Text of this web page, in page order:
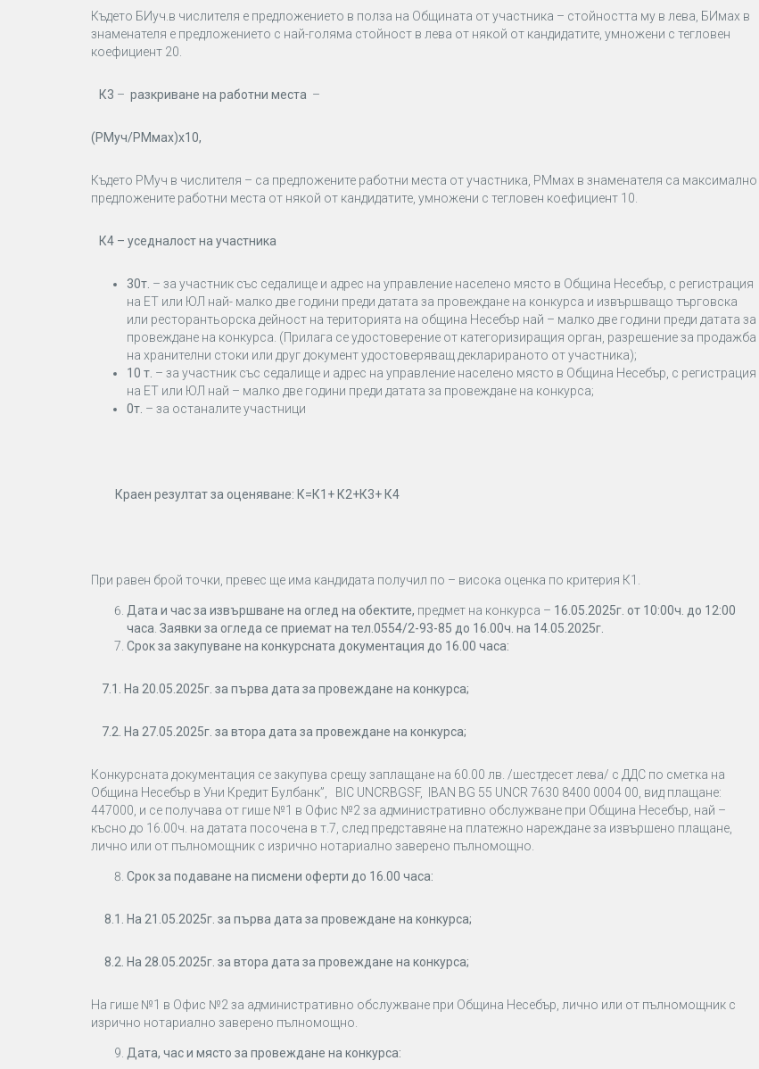
Където БИуч.в числителя е предложението в полза на Общината от участника – стойността му в лева, БИмах в
знаменателя е предложението с най-голяма стойност в лева от някой от кандидатите, умножени с тегловен
коефициент 20.
К3 – разкриване на работни места –
(РМуч/РМмах)х10,
Където РМуч в числителя – са предложените работни места от участника, РМмах в знаменателя са максимално
предложените работни места от някой от кандидатите, умножени с тегловен коефициент 10.
К4 – уседналост на участника
30т. – за участник със седалище и адрес на управление населено място в Община Несебър, с регистрация
на ЕТ или ЮЛ най- малко две години преди датата за провеждане на конкурса и извършващо търговска
или ресторантьорска дейност на територията на община Несебър най – малко две години преди датата за
провеждане на конкурса. (Прилага се удостоверение от категоризиращия орган, разрешение за продажба
на хранителни стоки или друг документ удостоверяващ декларираното от участника);
10 т. – за участник със седалище и адрес на управление населено място в Община Несебър, с регистрация
на ЕТ или ЮЛ най – малко две години преди датата за провеждане на конкурса;
0т. – за останалите участници
Краен резултат за оценяване: К=К1+ К2+К3+ К4
При равен брой точки, превес ще има кандидата получил по – висока оценка по критерия К1.
Дата и час за извършване на оглед на обектите, предмет на конкурса – 16.05.2025г от 10:00ч. до 1 2:00
часа Заявки за огледа се приемат на тел.0554/2-93-85 до 16.00ч. на 14.05.2025г.
Срок за закупуване на конкурсната документация до 16.00 часа:
7.1. На 20.05. 2025г. за първа дата за провеждане на конкурса;
7.2. На 27.05.2025г. за втора дата за провеждане на конкурса;
Конкурсната документация се закупува срещу заплащане на 60.00 лв. /шестдесет лева/ с ДДС по сметка на
Община Несебър в Уни Кредит Булбанк”, BIC UNCRBGSF, IBAN BG 55 UNCR 7630 8400 0004 00, вид плащане:
447000, и се получава от гише №1 в Офис №2 за административно обслужване при Община Несебър, най –
късно до 16.00ч. на датата посочена в т.7, след представяне на платежно нареждане за извършено плащане,
лично или от пълномощник с изрично нотариално заверено пълномощно.
Срок за подаване на писмени оферти до 16.00 часа:
8.1. На 21.05.2025г. за първа дата за провеждане на конкурса;
8.2. На 28.05.2025г. за втора дата за провеждане на конкурса;
На гише №1 в Офис №2 за административно обслужване при Община Несебър, лично или от пълномощник с
изрично нотариално заверено пълномощно.
Дата, час и място за провеждане на конкурса: